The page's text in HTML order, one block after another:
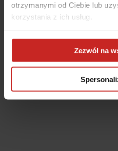
otrzymanymi od Ciebie lub
korzystania z ich usług.
Zezwól na
browser console for